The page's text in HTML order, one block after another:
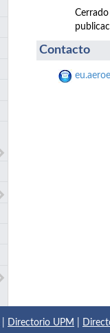
Contacto
Directorio UPM